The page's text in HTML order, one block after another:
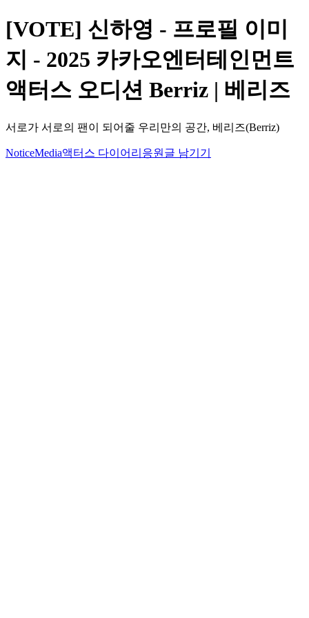
[VOTE] 신하영 - 프로필 이미
지 - 2025 카카오엔터테인먼트
액터스 오디션 Berriz | 베리즈
서로가 서로의 팬이 되어줄 우리만의 공간, 베리즈(Berriz)
NoticeMedia액터스 다이어리 응원글 남기기